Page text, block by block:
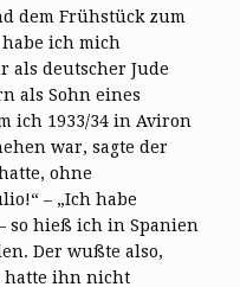
dem Frühstück zum
ich mich
als deutscher Jude
als Sohn eines
ich 1933/34 in Aviron
war, sagte der
ohne
– „Ich habe
so hieß ich in Spanien
Der wußte also,
ihn nicht